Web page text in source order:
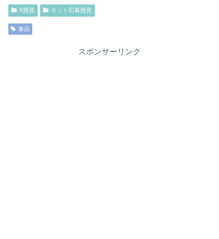
X懸賞 ネット応募懸賞
食品
スポンサーリンク